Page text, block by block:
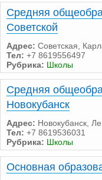
Средняя
Советской
Адрес: Советская,
Тел: +7 8619556497
Рубрика: Школы
Средняя
Новокубанск
Адрес: Новокубанск,
Тел: +7 8619536031
Рубрика: Школы
Основная